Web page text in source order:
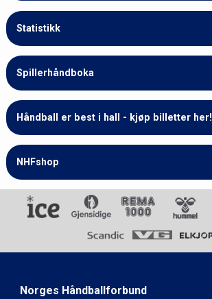
Statistikk
Spillerhåndboka
Håndball er best i hall - kjøp billetter her!
NHFshop
Norges Håndballforbund